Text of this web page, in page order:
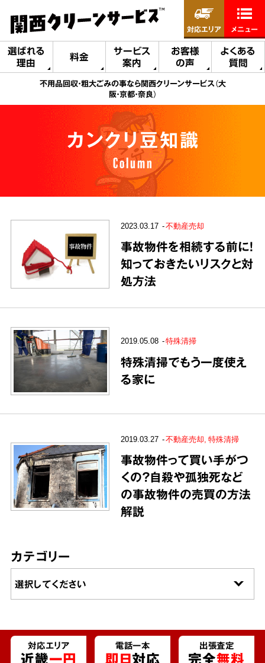
選ばれる
理由
料金
サービス
案内
お客様
の声
よくある
質問
対応エリア メニュー
不用品回収・粗大ごみの事なら関西クリーンサービス（大
阪・京都・奈良）
カンクリ豆知識
Column
2023.03.17 不動産売却
事故物件を相続する前に！
知っておきたいリスクと対
処方法
2019.05.08 特殊清掃
特殊清掃でもう一度使え
る家に
2019.03.27 不動産売却 特殊清掃
事故物件って買い手がつ
くの？自殺や孤独死など
の事故物件の売買の方法
解説
カテゴリー
対応エリア
近畿一円
電話一本
即日対応
出張査定
完全無料